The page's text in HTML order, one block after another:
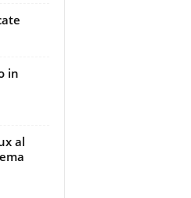
in
al